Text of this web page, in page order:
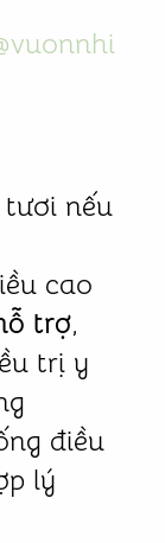
nếu
cao
trợ,
trị y
điều
lý